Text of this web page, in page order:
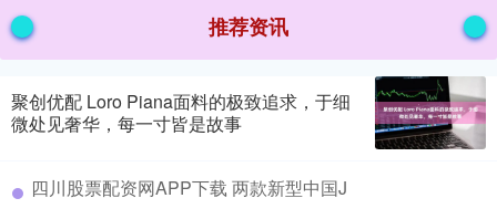
推荐资讯
聚创优配 Loro Piana面料的极致追求，于细
微处见奢华，每一寸皆是故事
四川股票配资网APP下载 两款新型中国J